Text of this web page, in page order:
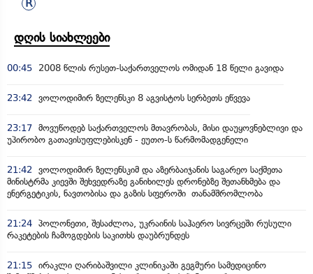
დღის სიახლეები
00:45 2008 წლის რუსეთ-საქართველოს ომიდან 18 წელი გავიდა
23:42 ვოლოდიმირ ზელენსკი 8 აგვისტოს სერბეთს ეწვევა
23:17 მოვუწოდებ საქართველოს მთავრობას, მისი დაუყოვნებლივი და
უპირობო გათავისუფლებისკენ - ეუთო-ს წარმომადგენელი
21:42
ვოლოდიმირ ზელენსკიმ და აზერბაიჯანის საგარეო საქმეთა
მინისტრმა კიევში შეხვედრაზე განიხილეს დრონებზე შეთანხმება და
ენერგეტიკის, ნავთობისა და გაზის სფეროში თანამშრომლობა
21:24 პოლონეთი, შესაძლოა, უკრაინის საჰაერო სივრცეში რუსული
რაკეტების ჩამოგდების საკითხს დაუბრუნდეს
21:15 ირაკლი ღარიბაშვილი კლინიკაში გეგმური სამედიცინო